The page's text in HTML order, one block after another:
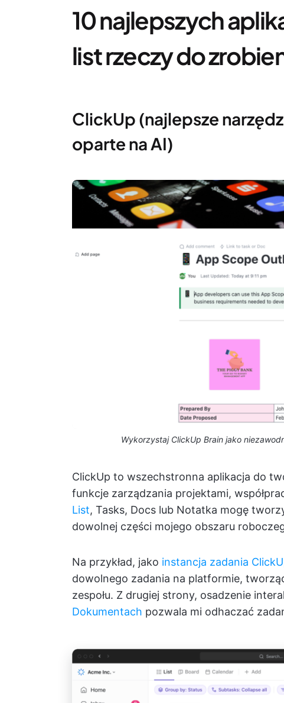
10 najlepszych
list rzeczy do
ClickUp (najlepsze
oparte na AI)
Wykorzystaj ClickUp Brain jako
ClickUp to wszechstronna aplikacja do
funkcje zarządzania projektami,
List, Tasks, Docs lub Notatka mogę
dowolnej części mojego obszaru
Na przykład, jako instancja zadania
dowolnego zadania na platformie,
zespołu. Z drugiej strony, osadzenie
Dokumentach pozwala mi odhaczać